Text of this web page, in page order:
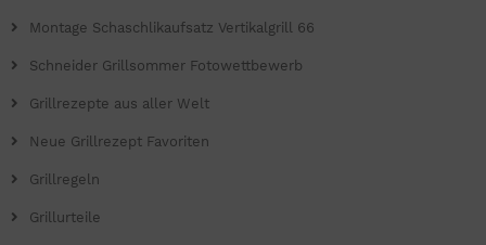
Montage Schaschlikaufsatz Vertikalgrill 66
Schneider Grillsommer Fotowettbewerb
Grillrezepte aus aller Welt
Neue Grillrezept Favoriten
Grillregeln
Grillurteile